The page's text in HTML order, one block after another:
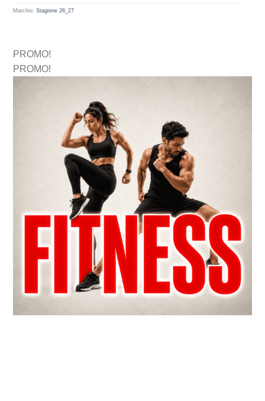
Marchio:Stagione 26_27
PROMO!
PROMO!